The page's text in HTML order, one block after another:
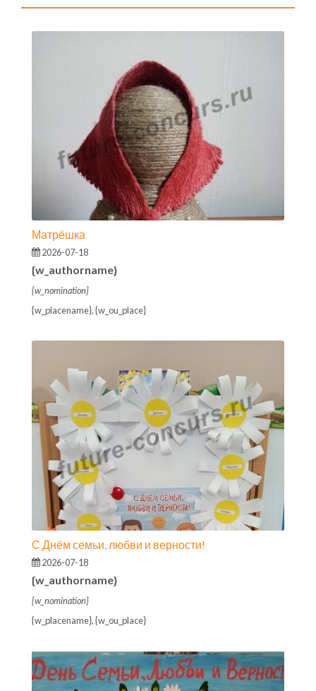
Матрёшка
2026-07-18
{w_authorname}
{w_nomination}
{w_placename}, {w_ou_place}
С Днём семьи, любви и верности!
2026-07-18
{w_authorname}
{w_nomination}
{w_placename}, {w_ou_place}